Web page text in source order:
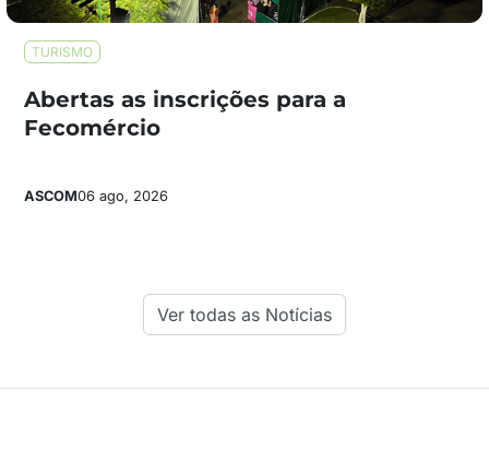
TURISMO
Abertas as inscrições para a
Fecomércio
ASCOM06 ago, 2026
Ver todas as Notícias